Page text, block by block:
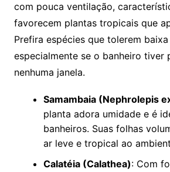
com pouca ventilação,
favorecem plantas tropicais que
Prefira espécies que tolerem
especialmente se o banheiro tiver
nenhuma janela.
Samambaia (Nephrolepis
planta adora umidade e é
banheiros. Suas folhas
ar leve e tropical ao
Calatéia (Calathea): Com